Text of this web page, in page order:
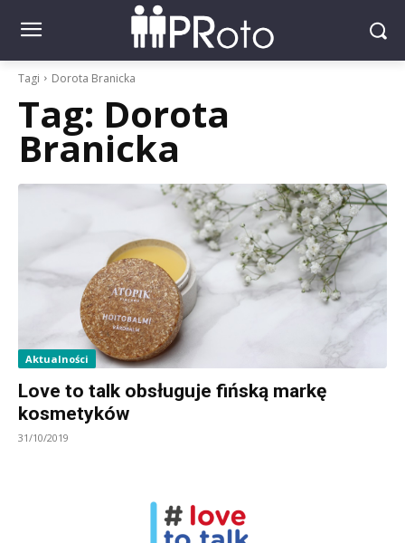
Tagi Dorota Branicka
Tag: Dorota
Branicka
Aktualności
Love to talk obsługuje fińską markę
kosmetyków
31/10/2019